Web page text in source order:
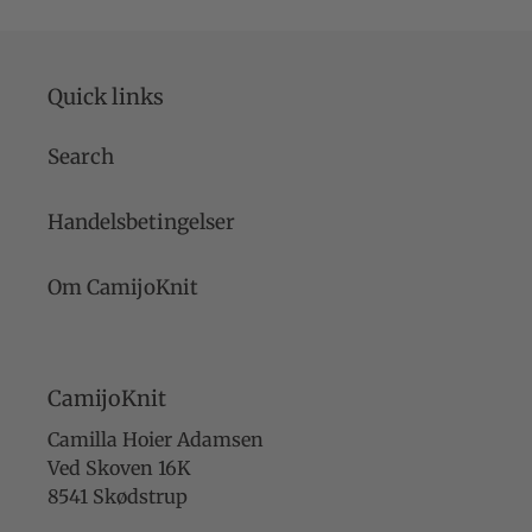
Quick links
Search
Handelsbetingelser
Om CamijoKnit
CamijoKnit
Camilla Hoier Adamsen
Ved Skoven 16K
8541 Skødstrup